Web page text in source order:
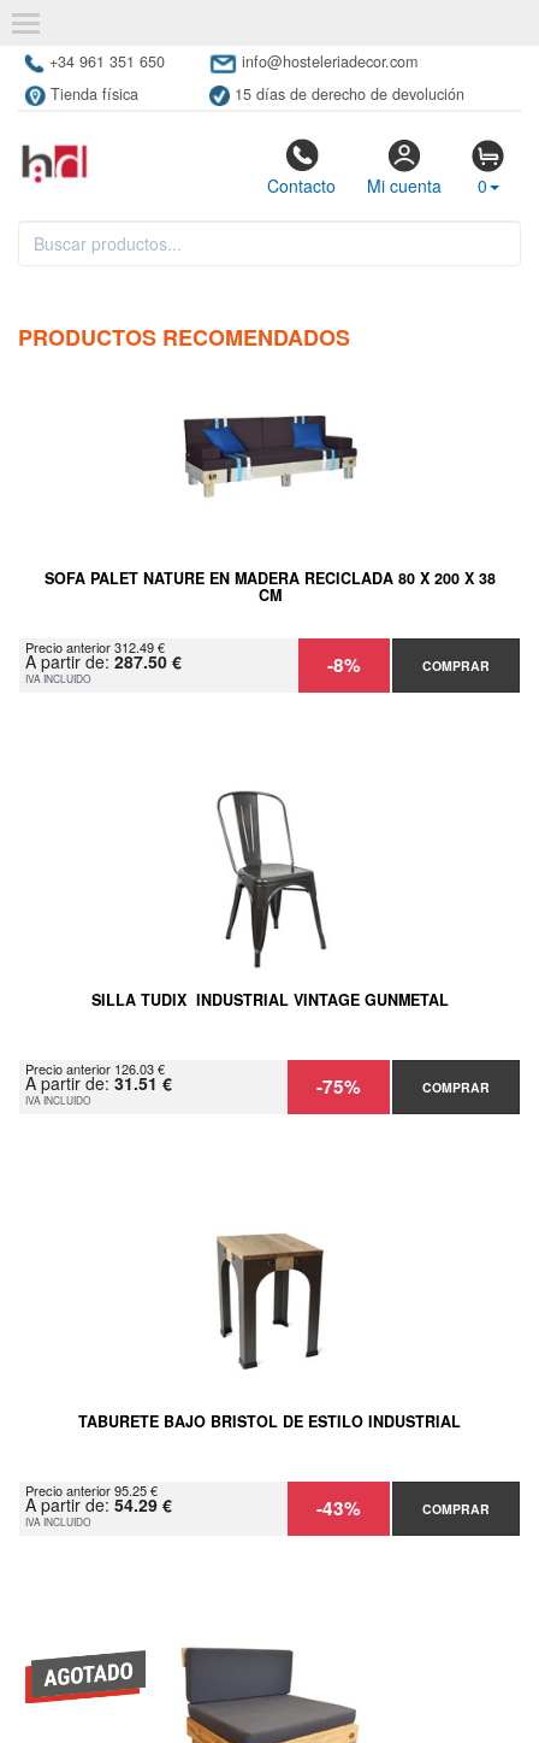
+34 961 351 650
info@hosteleriadecor.com
Tienda física
15 días de derecho de devolución
Contacto Mi cuenta 0
PRODUCTOS RECOMENDADOS
SOFA PALET NATURE EN MADERA RECICLADA 80 X 200 X 38
CM
Precio anterior 312.49 €
A partir de: 287.50 €
IVA INCLUIDO -8% COMPRAR
SILLA TUDIX INDUSTRIAL VINTAGE GUNMETAL
Precio anterior 126.03 €
A partir de: 31.51 €
IVA INCLUIDO -75% COMPRAR
TABURETE BAJO BRISTOL DE ESTILO INDUSTRIAL
Precio anterior 95.25 €
A partir de: 54.29 €
IVA INCLUIDO -43% COMPRAR